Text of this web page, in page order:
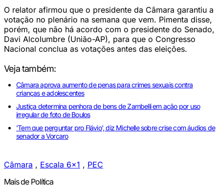
O relator afirmou que o presidente da Câmara garantiu a
votação no plenário na semana que vem. Pimenta disse,
porém, que não há acordo com o presidente do Senado,
Davi Alcolumbre (União-AP), para que o Congresso
Nacional conclua as votações antes das eleições.
Veja também:
Câmara aprova aumento de penas para crimes sexuais contra
crianças e adolescentes
Justiça determina penhora de bens de Zambelli em ação por uso
irregular de foto de Boulos
'Tem que perguntar pro Flávio', diz Michelle sobre crise com áudios de
senador a Vorcaro
Câmara , Escala 6x1 , PEC
Mais de Política